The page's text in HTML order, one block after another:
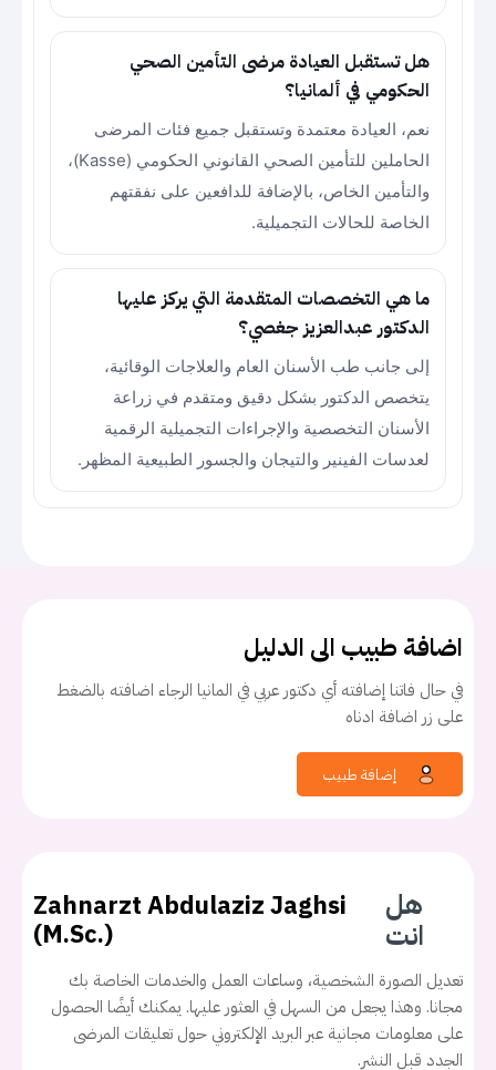
يجب عليك تسجيل الدخول حتى يمكنك طرح سؤال.
تسجيل الدخول
هل تستقبل العيادة مرضى التأمين الصحي
الحكومي في ألمانيا؟
نعم، العيادة معتمدة وتستقبل جميع فئات المرضى
الحاملين للتأمين الصحي القانوني الحكومي (Kasse)،
والتأمين الخاص، بالإضافة للدافعين على نفقتهم
الخاصة للحالات التجميلية.
ما هي التخصصات المتقدمة التي يركز عليها
الدكتور عبدالعزيز جغصي؟
إلى جانب طب الأسنان العام والعلاجات الوقائية،
يتخصص الدكتور بشكل دقيق ومتقدم في زراعة
الأسنان التخصصية والإجراءات التجميلية الرقمية
لعدسات الفينير والتيجان والجسور الطبيعية المظهر.
اضافة طبيب الى الدليل
في حال فاتنا إضافته أي دكتور عربي في المانيا الرجاء اضافته بالضغط
على زر اضافة ادناه
هل
انت
Zahnarzt Abdulaziz Jaghsi
(M.Sc.)
تعديل الصورة الشخصية، وساعات العمل والخدمات الخاصة بك
مجانا. وهذا يجعل من السهل في العثور عليها. يمكنك أيضًا الحصول
على معلومات مجانية عبر البريد الإلكتروني حول تعليقات المرضى
الجدد قبل النشر.